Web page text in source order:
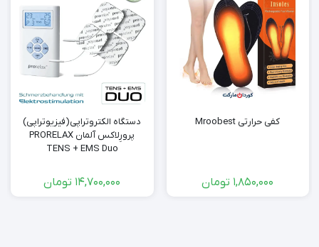
کفی حرارتی Mroobest
1,850,000 تومان
دستگاه الکتروتراپی(فیزیوتراپی)
پرورِلاکس آلمان PRORELAX
TENS + EMS Duo
14,700,000 تومان